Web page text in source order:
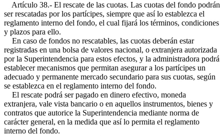
Artículo 38.- El rescate de las cuotas. Las cuotas del fondo podrán
ser rescatadas por los partícipes, siempre que así lo establezca el
reglamento interno del fondo, el cual fijará los términos, condiciones
y plazos para ello.
En caso de fondos no rescatables, las cuotas deberán estar
registradas en una bolsa de valores nacional, o extranjera autorizada
por la Superintendencia para estos efectos, y la administradora podrá
establecer mecanismos que permitan asegurar a los partícipes un
adecuado y permanente mercado secundario para sus cuotas, según
se establezca en el reglamento interno del fondo.
El rescate podrá ser pagado en dinero efectivo, moneda
extranjera, vale vista bancario o en aquellos instrumentos, bienes y
contratos que autorice la Superintendencia mediante norma de
carácter general, en la medida que así lo permita el reglamento
interno del fondo.